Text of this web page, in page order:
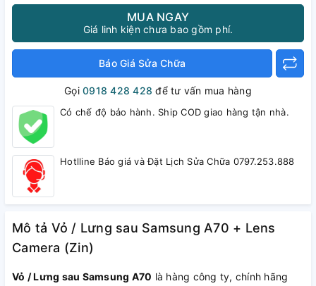
MUA NGAY
Giá linh kiện chưa bao gồm phí.
Báo Giá Sửa Chữa
Gọi0918 428 428 để tư vấn mua hàng
Có chế độ bảo hành. Ship COD giao hàng tận nhà.
Hotlline Báo giá và Đặt Lịch Sửa Chữa 0797.253.888
Mô tả Vỏ / Lưng sau Samsung A70 + Lens
Camera (Zin)
Vỏ / Lưng sau Samsung A70 là hàng công ty, chính hãng